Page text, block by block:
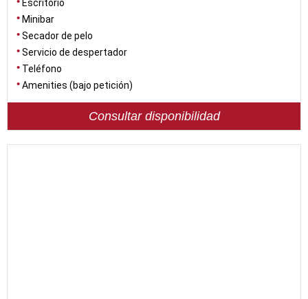
Escritorio
Minibar
Secador de pelo
Servicio de despertador
Teléfono
Amenities (bajo petición)
Consultar disponibilidad